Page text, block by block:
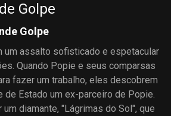
Golpe
Golpe
um assalto sofisticado e espetacular
Quando Popie e seus comparsas
fazer um trabalho, eles descobrem
de Estado um ex-parceiro de Popie.
um diamante, "Lágrimas do Sol", que